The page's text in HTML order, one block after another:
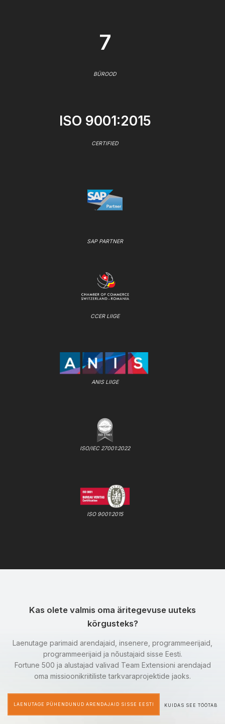
7
BÜROOD
ISO 9001:2015
CERTIFIED
SAP PARTNER
CCER LIIGE
ANIS LIIGE
ISO/IEC 27001:2022
ISO 9001:2015
Kas olete valmis oma äritegevuse uuteks
kõrgusteks?
Laenutage parimaid arendajaid, insenere, programmeerijaid,
programmeerijaid ja nõustajaid sisse Eesti.
Fortune 500 ja alustajad valivad Team Extensioni arendajad
oma missioonikriitiliste tarkvaraprojektide jaoks.
LAENUTAGE PÜHENDUNUD ARENDAJAID SISSE EESTI KUIDAS SEE TÖÖTAB